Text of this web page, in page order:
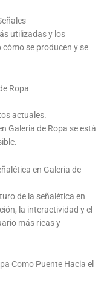
utilizadas y los
se producen y se
Ropa
actuales.
Galeria de Ropa se está
en Galeria de
de la señalética en
la interactividad y el
más ricas y
Como Puente Hacia el